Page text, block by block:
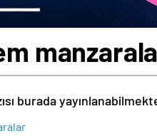
burada